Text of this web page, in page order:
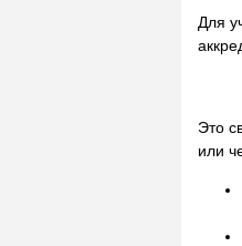
Для
Это
или